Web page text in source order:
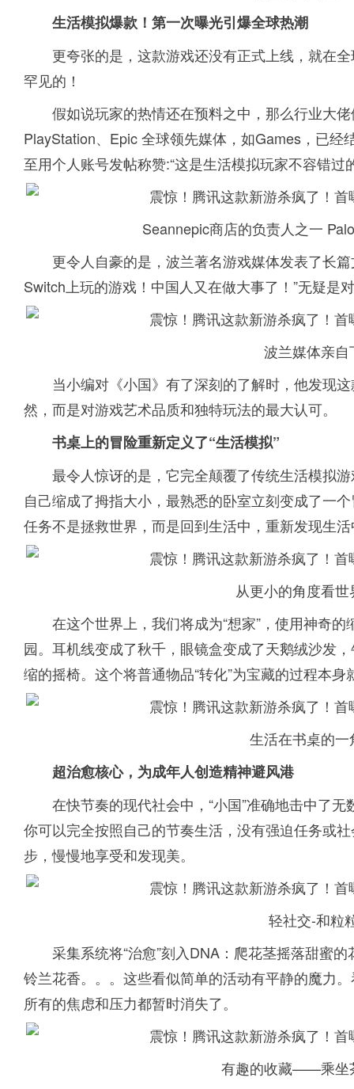
生活模拟爆款！第一次曝光引爆全球热潮
更夸张的是，这款游戏还没有正式上线，就在
罕见的！
假如说玩家的热情还在预料之中，那么行业大
PlayStation、Epic 全球领先媒体，如Games，已
至用个人账号发帖称赞:“这是生活模拟玩家不容错过
Seannepic商店的负责人之一
更令人自豪的是，波兰著名游戏媒体发表了长
Switch上玩的游戏！中国人又在做大事了！”无疑是
波兰媒体亲
当小编对《小国》有了深刻的了解时，他发现
然，而是对游戏艺术品质和独特玩法的最大认可。
书桌上的冒险重新定义了“生活模拟”
最令人惊讶的是，它完全颠覆了传统生活模拟
自己缩成了拇指大小，最熟悉的卧室立刻变成了一
任务不是拯救世界，而是回到生活中，重新发现生
从更小的角度看
在这个世界上，我们将成为“想家”，使用神奇
园。耳机线变成了秋千，眼镜盒变成了天鹅绒沙发
缩的摇椅。这个将普通物品“转化”为宝藏的过程本
生活在书桌的
超治愈核心，为成年人创造精神避风港
在快节奏的现代社会中，“小国”准确地击中了
你可以完全按照自己的节奏生活，没有强迫任务或
步，慢慢地享受和发现美。
轻社交-和粒
采集系统将“治愈”刻入DNA：爬花茎摇落甜蜜
铃兰花香。。。这些看似简单的活动有平静的魔力
所有的焦虑和压力都暂时消失了。
有趣的收藏——乘坐